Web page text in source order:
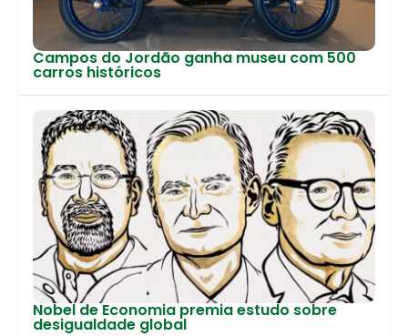
Campos do Jordão ganha museu com 500
carros históricos
Nobel de Economia premia estudo sobre
desigualdade global